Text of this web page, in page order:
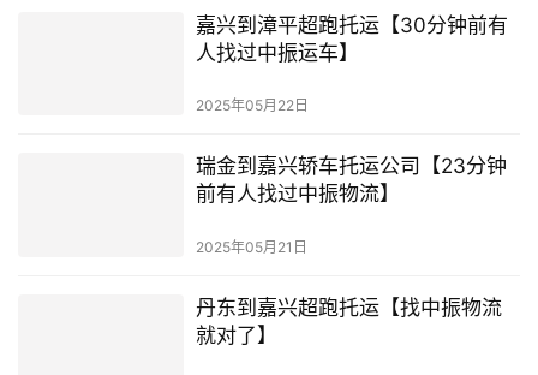
嘉兴到漳平超跑托运【30分钟前有
人找过中振运车】
2025年05月22日
瑞金到嘉兴轿车托运公司【23分钟
前有人找过中振物流】
2025年05月21日
丹东到嘉兴超跑托运【找中振物流
就对了】